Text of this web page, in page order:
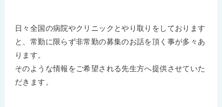
日々全国の病院やクリニックとやり取りをしております
と、常勤に限らず非常勤の募集のお話を頂く事が多々あ
ります。
そのような情報をご希望される先生方へ提供させていた
だきます。